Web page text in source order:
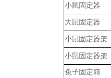
小鼠固定器
大鼠固定器
小鼠固定器架
小鼠固定器架
兔子固定箱